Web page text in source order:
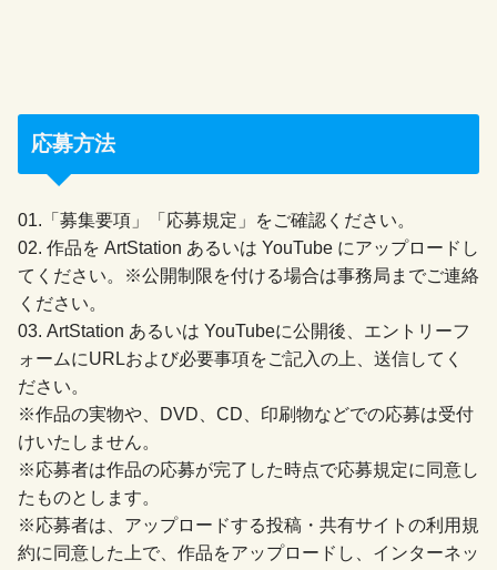
応募方法
01.「募集要項」「応募規定」をご確認ください。
02. 作品を ArtStation あるいは YouTube にアップロードし
てください。※公開制限を付ける場合は事務局までご連絡
ください。
03. ArtStation あるいは YouTubeに公開後、エントリーフ
ォームにURLおよび必要事項をご記入の上、送信してく
ださい。
※作品の実物や、DVD、CD、印刷物などでの応募は受付
けいたしません。
※応募者は作品の応募が完了した時点で応募規定に同意し
たものとします。
※応募者は、アップロードする投稿・共有サイトの利用規
約に同意した上で、作品をアップロードし、インターネッ